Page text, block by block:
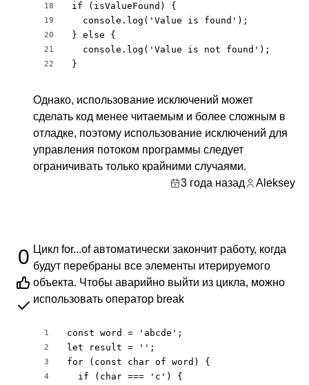
18
19
20
21
22
if (isValueFound) {
  console.log('Value is found');
} else {
  console.log('Value is not found');
}
Однако, использование исключений может
сделать код менее читаемым и более сложным в
отладке, поэтому использование исключений для
управления потоком программы следует
ограничивать только крайними случаями.
3 года назад
Aleksey
0 Цикл for...of автоматически закончит работу, когда
будут перебраны все элементы итерируемого
объекта. Чтобы аварийно выйти из цикла, можно
использовать оператор break
1
2
3
4
const word = 'abcde';
let result = '';
for (const char of word) {
  if (char === 'c') {